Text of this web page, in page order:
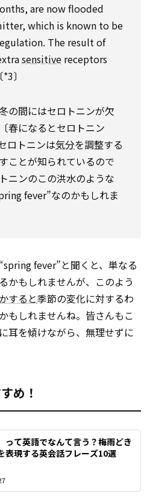
are now flooded
which is known to be
The result of
sensitive receptors
〕
の間にはセロトニンが欠
春になるとセロトニン
ロトニンは気分を調整する
ことが知られているので
ニンのこの洪水のような
fever”なのかもしれま
fever”と聞くと、単なる
かもしれませんが、このよう
すると季節の変化に対するわ
もしれませんね。皆さんもこ
耳を傾けながら、無理せずに
め！
って英語でなんて言う？梅雨どき
表現する英会話フレーズ10選